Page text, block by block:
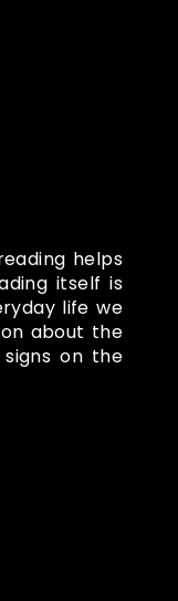
helps
itself is
life we
about the
on the